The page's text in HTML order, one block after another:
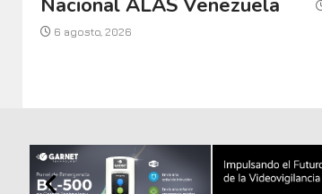
Nacional ALAS Venezuela
6 agosto, 2026